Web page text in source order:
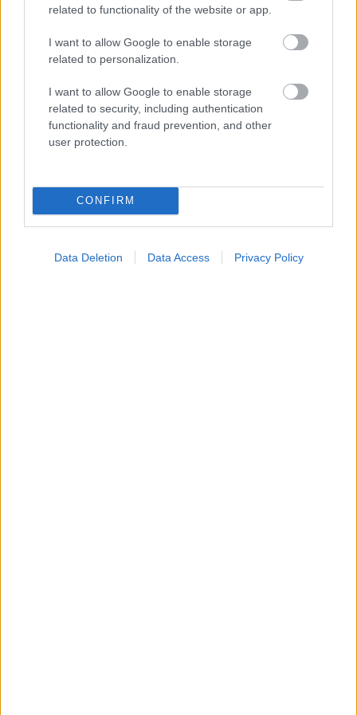
related to functionality of the website or app.
I want to allow Google to enable storage
related to personalization.
I want to allow Google to enable storage
related to security, including authentication
functionality and fraud prevention, and other
user protection.
CONFIRM
Data Deletion Data Access Privacy Policy